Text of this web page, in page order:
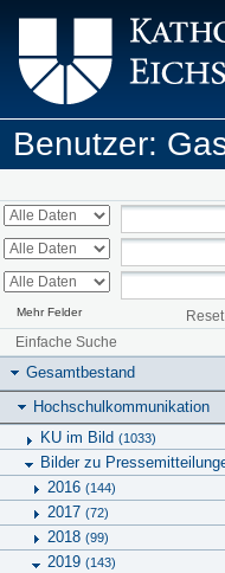
Benutzer:
Mehr Felder Reset
Einfache Suche
Gesamtbestand
Hochschulkommunikation
KU im Bild (1033)
Bilder zu
2016 (144)
2017 (72)
2018 (99)
2019 (143)